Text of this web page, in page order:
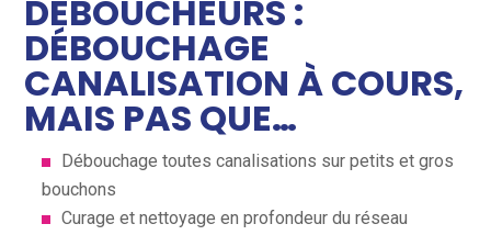
DÉBOUCHEURS :
DÉBOUCHAGE
CANALISATION À COURS,
MAIS PAS QUE…
Débouchage toutes canalisations sur petits et gros
bouchons
Curage et nettoyage en profondeur du réseau